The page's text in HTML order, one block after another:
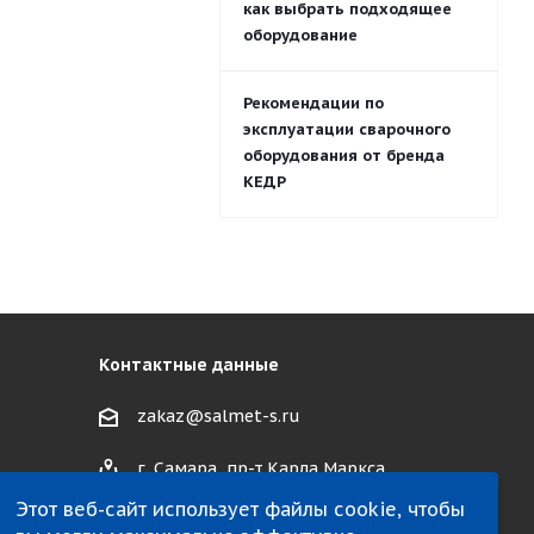
как выбрать подходящее
оборудование
Рекомендации по
эксплуатации сварочного
оборудования от бренда
КЕДР
Контактные данные
zakaz@salmet-s.ru
г. Самара, пр-т Карла Маркса,
Этот веб-сайт использует файлы cookie, чтобы